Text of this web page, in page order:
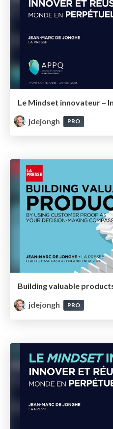
jdejongh
PRO
jdejongh
PRO